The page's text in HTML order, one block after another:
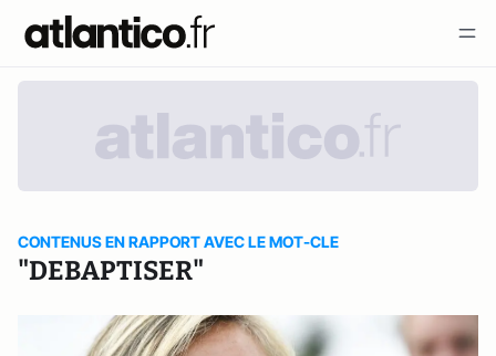
CONTENUS EN RAPPORT AVEC LE MOT-CLE
"DEBAPTISER"